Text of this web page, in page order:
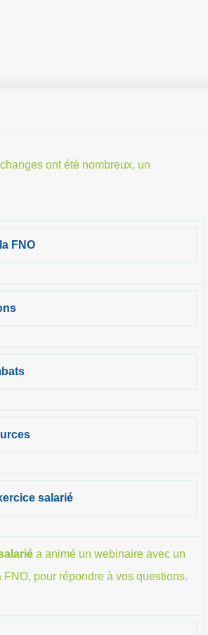
ont été nombreux, un
FNO
salarié
a animé un webinaire avec un
pour répondre à vos questions.